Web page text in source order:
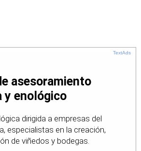
TextAds
asesoramiento
enológico
dirigida a empresas del
especialistas en la creación,
de viñedos y bodegas.